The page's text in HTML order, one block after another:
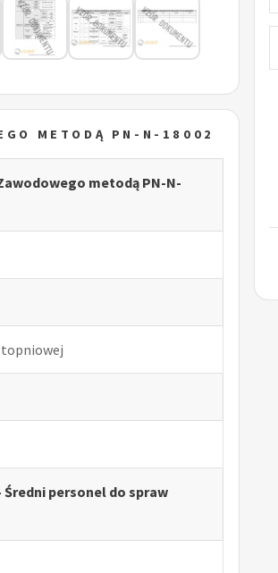
METODĄ PN-N-18002
metodą PN-N-
Średni personel do spraw